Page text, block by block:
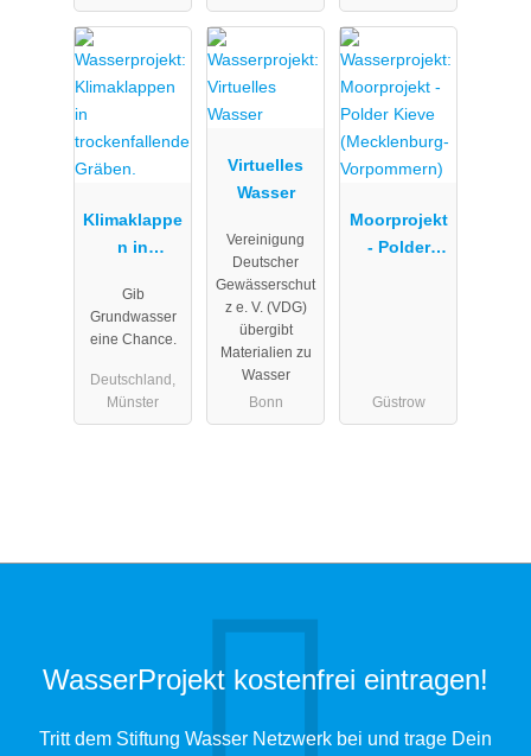
Klimaklappe
n in
nde Gräben.
Gib
Grundwasser
eine Chance.
Deutschland,
Münster
Virtuelles
Wasser
Vereinigung
Deutscher
Gewässerschut
z e. V. (VDG)
übergibt
Materialien zu
Wasser
Bonn
Moorprojekt
- Polder
Güstrow
WasserProjekt kostenfrei eintragen!
Tritt dem Stiftung Wasser Netzwerk bei und trage Dein